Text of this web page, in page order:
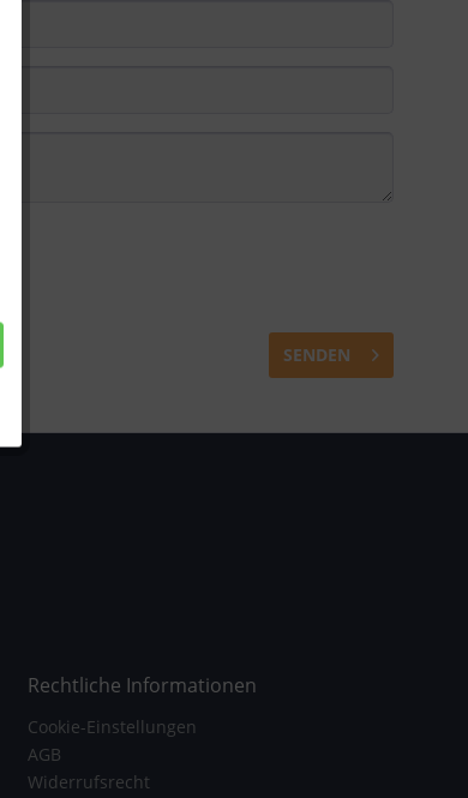
SENDEN
Rechtliche Informationen
Cookie-Einstellungen
AGB
Widerrufsrecht